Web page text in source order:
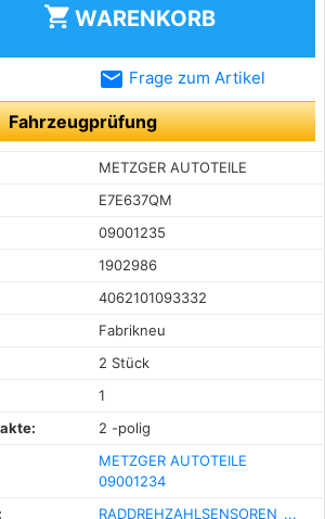
shopping_cart WARENKORB
email Frage zum Artikel
Fahrzeugprüfung
METZGER AUTOTEILE
E7E637QM
09001235
1902986
4062101093332
Fabrikneu
2 Stück
1
2 -polig
METZGER AUTOTEILE
09001234
RADDREHZAHLSENSOREN_...